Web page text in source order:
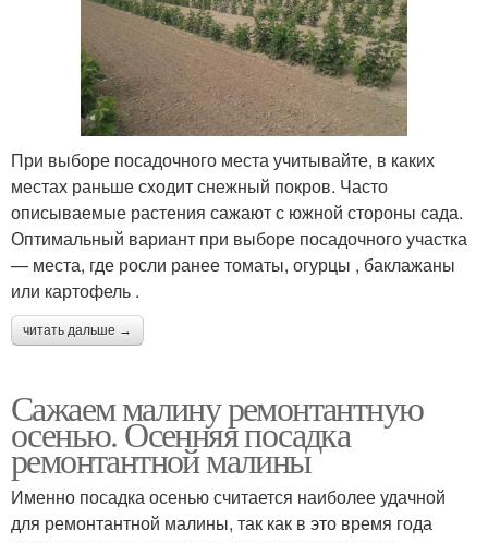
При выборе посадочного места учитывайте, в каких
местах раньше сходит снежный покров. Часто
описываемые растения сажают с южной стороны сада.
Оптимальный вариант при выборе посадочного участка
— места, где росли ранее томаты, огурцы , баклажаны
или картофель .
читать дальше →
Сажаем малину ремонтантную
осенью. Осенняя посадка
ремонтантной малины
Именно посадка осенью считается наиболее удачной
для ремонтантной малины, так как в это время года